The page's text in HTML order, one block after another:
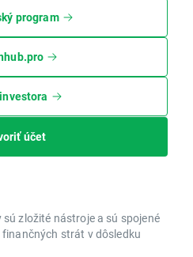
program
účet
zložité nástroje a sú spojené
strát v dôsledku